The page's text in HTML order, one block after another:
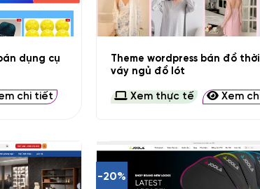
dụng cụ
chi tiết
+
Theme wordpress bán đồ
váy ngủ đồ lót
Xem thực tế Xem
-20%